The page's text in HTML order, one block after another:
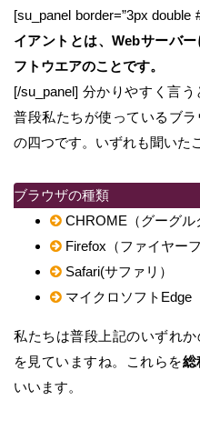
[su_panel border=”3px double
イアントとは、Webサーバ
フトウエアのことです。
[/su_panel] 分かりやすく言
普段私たちが使っているブ
の四つです。いずれも聞いた
ブラウザの種類
CHROME（グーグル
Firefox（ファイヤー
Safari(サファリ）
マイクロソフトEdge
私たちは普段上記のいずれ
を見ていますね。これらを総
いいます。